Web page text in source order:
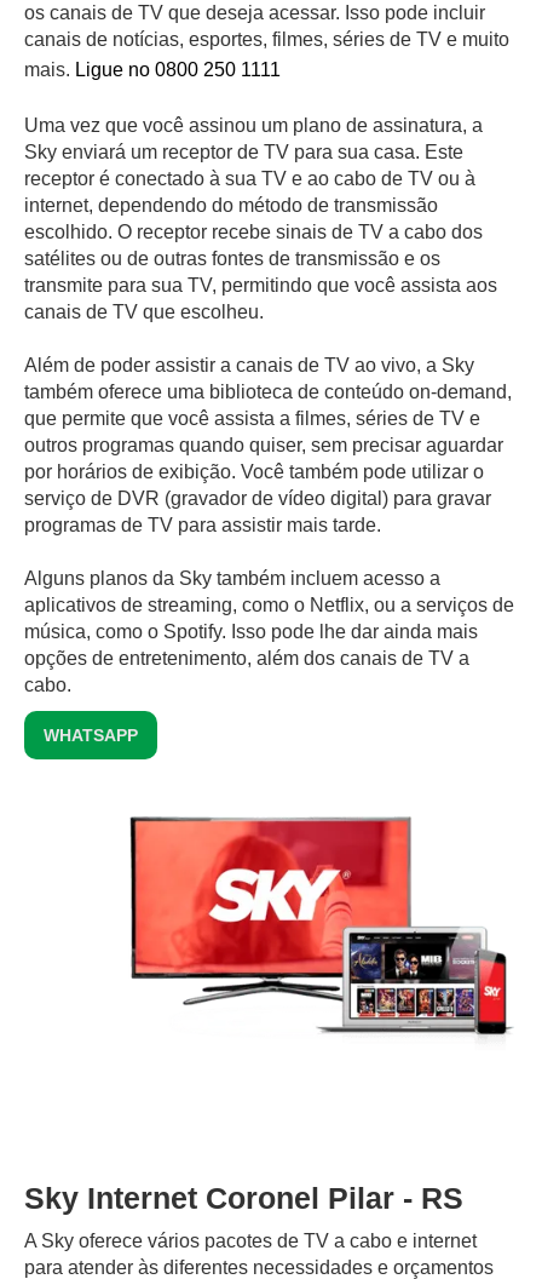
os canais de TV que deseja acessar. Isso pode incluir
canais de notícias, esportes, filmes, séries de TV e muito
mais. Ligue no 0800 250 1111
Uma vez que você assinou um plano de assinatura, a
Sky enviará um receptor de TV para sua casa. Este
receptor é conectado à sua TV e ao cabo de TV ou à
internet, dependendo do método de transmissão
escolhido. O receptor recebe sinais de TV a cabo dos
satélites ou de outras fontes de transmissão e os
transmite para sua TV, permitindo que você assista aos
canais de TV que escolheu.
Além de poder assistir a canais de TV ao vivo, a Sky
também oferece uma biblioteca de conteúdo on-demand,
que permite que você assista a filmes, séries de TV e
outros programas quando quiser, sem precisar aguardar
por horários de exibição. Você também pode utilizar o
serviço de DVR (gravador de vídeo digital) para gravar
programas de TV para assistir mais tarde.
Alguns planos da Sky também incluem acesso a
aplicativos de streaming, como o Netflix, ou a serviços de
música, como o Spotify. Isso pode lhe dar ainda mais
opções de entretenimento, além dos canais de TV a
cabo.
WHATSAPP
Sky Internet Coronel Pilar - RS
A Sky oferece vários pacotes de TV a cabo e internet
para atender às diferentes necessidades e orçamentos